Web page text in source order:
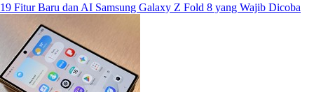
19 Fitur Baru dan AI Samsung Galaxy Z Fold 8 yang Wajib Dicoba